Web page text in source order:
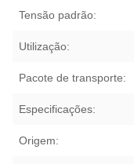
Tensão padrão:
Utilização:
Pacote de transporte:
Especificações:
Origem: